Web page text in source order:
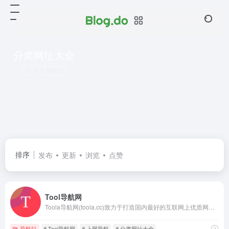
排序 发布 更新 浏览 点赞
Tool导航网